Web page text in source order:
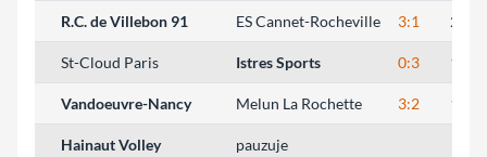
R.C. de Villebon 91 ES Cannet-Rocheville 3:1
St-Cloud Paris Istres Sports 0:3
Vandoeuvre-Nancy Melun La Rochette 3:2
Hainaut Volley pauzuje